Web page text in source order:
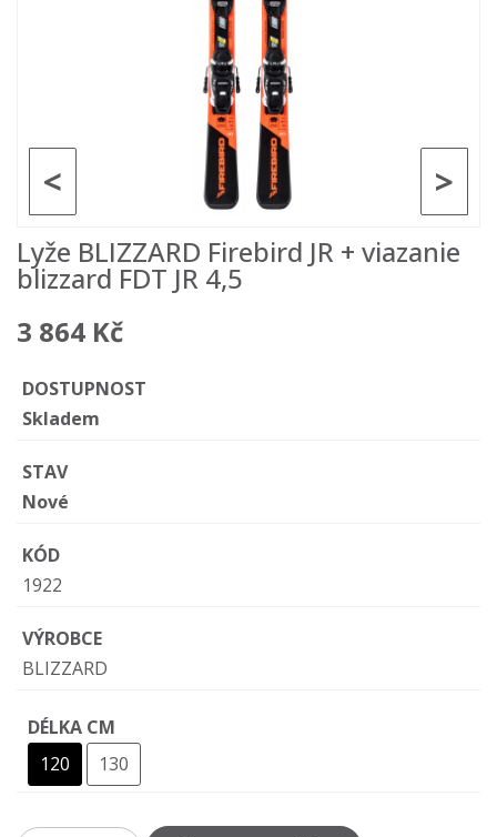
>
<
Lyže BLIZZARD Firebird JR + viazanie
blizzard FDT JR 4,5
3 864 Kč
DOSTUPNOST
Skladem
STAV
Nové
KÓD
1922
VÝROBCE
BLIZZARD
DÉLKA CM
120
130